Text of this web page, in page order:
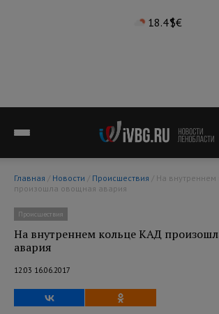
18.4°$€
Главная / Новости / Происшествия
произошла овощная авария
Происшествия
На внутреннем кольце КАД
авария
12:03 16.06.2017